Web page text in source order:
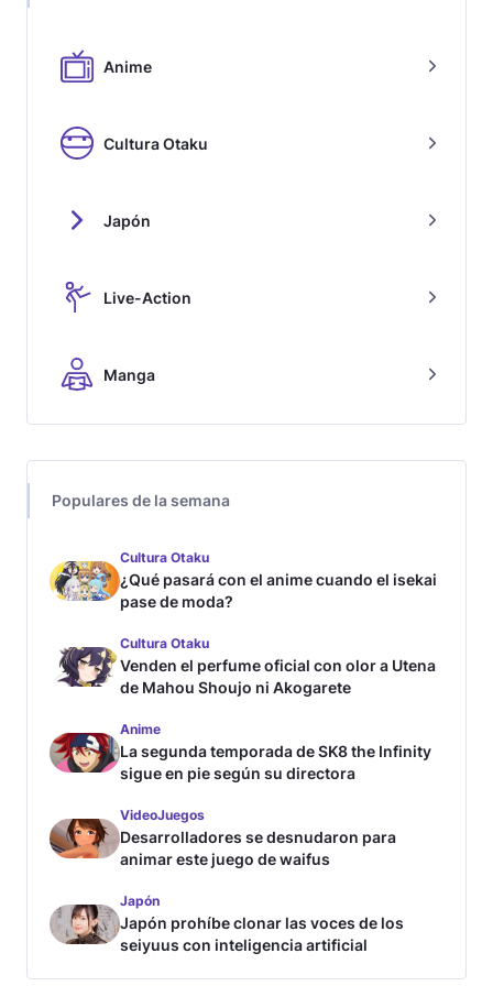
Anime
Cultura Otaku
Japón
Live-Action
Manga
Populares de la semana
Cultura Otaku
¿Qué pasará con el anime cuando el isekai
pase de moda?
Cultura Otaku
Venden el perfume oficial con olor a Utena
de Mahou Shoujo ni Akogarete
Anime
La segunda temporada de SK8 the Infinity
sigue en pie según su directora
VideoJuegos
Desarrolladores se desnudaron para
animar este juego de waifus
Japón
Japón prohíbe clonar las voces de los
seiyuus con inteligencia artificial